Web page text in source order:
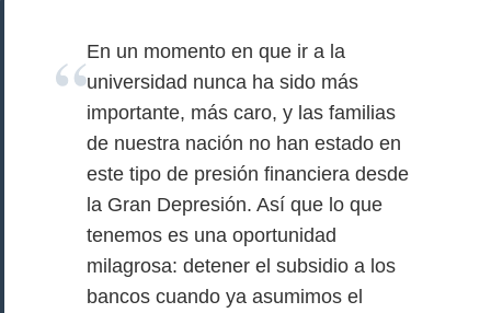
En un momento en que ir a la
universidad nunca ha sido más
importante, más caro, y las familias
de nuestra nación no han estado en
este tipo de presión financiera desde
la Gran Depresión. Así que lo que
tenemos es una oportunidad
milagrosa: detener el subsidio a los
bancos cuando ya asumimos el